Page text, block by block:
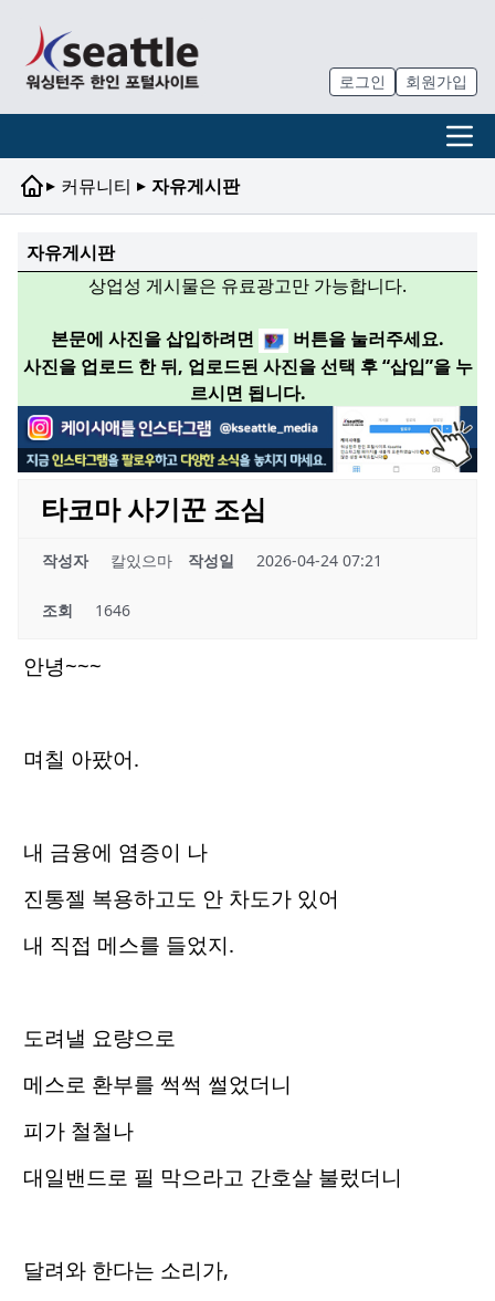
로그인 회원가입
▸ 커뮤니티 ▸ 자유게시판
자유게시판
상업성 게시물은 유료광고만 가능합니다.
본문에 사진을 삽입하려면
버튼을 눌러주세요.
사진을 업로드 한 뒤, 업로드된 사진을 선택 후 “삽입”을 누
르시면 됩니다.
타코마 사기꾼 조심
작성자 칼있으마 작성일 2026-04-24 07:21
조회 1646
안녕~~~
며칠 아팠어.
내 금융에 염증이 나
진통젤 복용하고도 안 차도가 있어
내 직접 메스를 들었지.
도려낼 요량으로
메스로 환부를 썩썩 썰었더니
피가 철철나
대일밴드로 필 막으라고 간호살 불렀더니
달려와 한다는 소리가,